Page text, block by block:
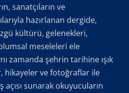
sanatçıların ve
hazırlanan dergide,
kültürü, gelenekleri,
meseleleri ele
zamanda şehrin tarihine ışık
hikayeler ve fotoğraflar ile
sunarak okuyucuların